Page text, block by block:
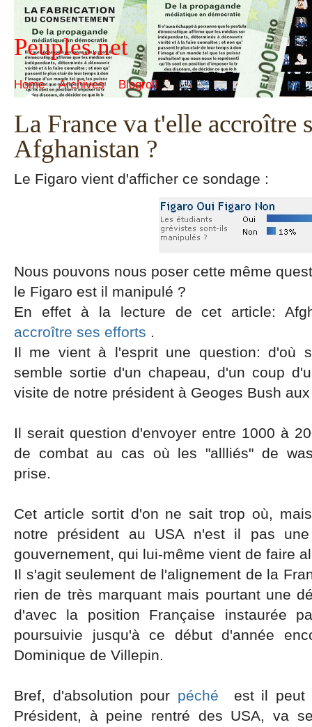
Peuples.net
Home Archives Blogroll
La France va t'elle accroître
Afghanistan ?
Le Figaro vient d'afficher ce sondage :
Nous pouvons nous poser cette même
le Figaro est il manipulé ?
En effet à la lecture de cet article:
accroître ses efforts .
Il me vient à l'esprit une question: d'où
semble sortie d'un chapeau, d'un coup
visite de notre président à Geoges Bush
Il serait question d'envoyer entre 1000 à
de combat au cas où les "allliés" de
prise.
Cet article sortit d'on ne sait trop où,
notre président au USA n'est il pas
gouvernement, qui lui-même vient de faire
Il s'agit seulement de l'alignement de la
rien de très marquant mais pourtant une
d'avec la position Française instaurée
poursuivie jusqu'à ce début d'année
Dominique de Villepin.
Bref, d'absolution pour péché
est il peut
Président, à peine rentré des USA, va